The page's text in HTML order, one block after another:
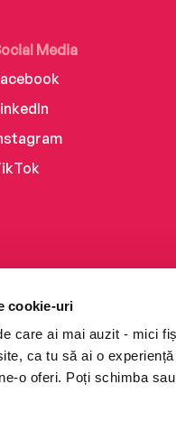
cookie-uri
care ai mai auzit - mici
ca tu să ai o
o oferi. Poți schimba
Media